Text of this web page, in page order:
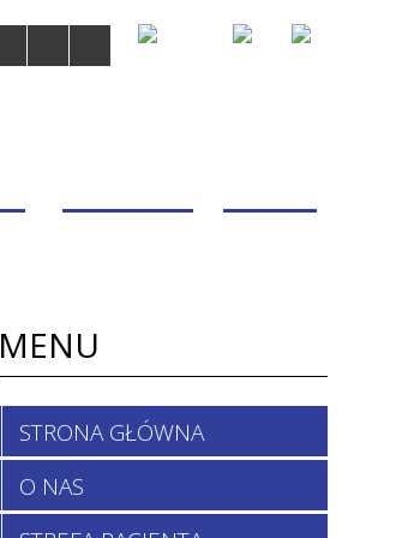
MENU
STRONA GŁÓWNA
O NAS